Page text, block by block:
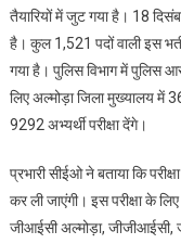
तैयारियों में जुट गया है। 18
है। कुल 1,521 पदों वाली इस
गया है। पुलिस विभाग में पुलिस
लिए अल्मोड़ा जिला मुख्यालय में
9292 अभ्यर्थी परीक्षा देंगे।
प्रभारी सीईओ ने बताया कि
कर ली जाएंगी। इस परीक्षा के
जीआईसी अल्मोड़ा, जीजीआईसी,